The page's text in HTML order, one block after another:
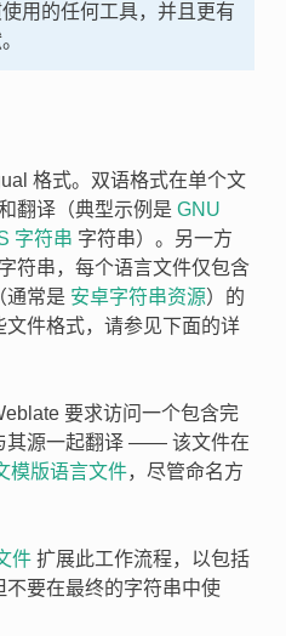
用的任何工具，并且更有
格式。双语格式在单个文
翻译（典型示例是 GNU
字符串 字符串）。另一方
符串，每个语言文件仅包含
通常是 安卓字符串资源）的
件格式，请参见下面的详
要求访问一个包含完
其源一起翻译 —— 该文件在
模版语言文件，尽管命名方
件扩展此工作流程，以包括
要在最终的字符串中使